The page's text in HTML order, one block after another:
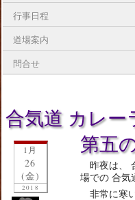
行事日程
道場案内
問合せ
合気道 カレー
1月
26
(金)
2018
第五
昨夜は、
場での 合気
非常に寒